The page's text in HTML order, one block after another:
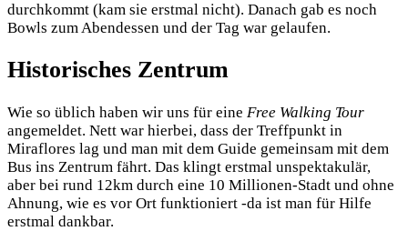
durchkommt (kam sie erstmal nicht). Danach gab es noch
Bowls zum Abendessen und der Tag war gelaufen.
Historisches Zentrum
Wie so üblich haben wir uns für eine Free Walking Tour
angemeldet. Nett war hierbei, dass der Treffpunkt in
Miraflores lag und man mit dem Guide gemeinsam mit dem
Bus ins Zentrum fährt. Das klingt erstmal unspektakulär,
aber bei rund 12km durch eine 10 Millionen-Stadt und ohne
Ahnung, wie es vor Ort funktioniert -da ist man für Hilfe
erstmal dankbar.